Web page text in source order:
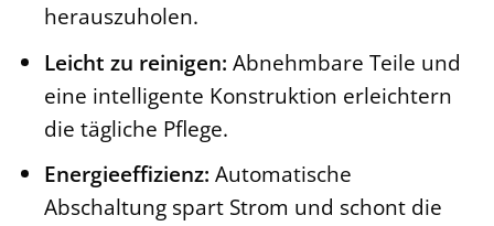
herauszuholen.
Leicht zu reinigen: Abnehmbare Teile und
eine intelligente Konstruktion erleichtern
die tägliche Pflege.
Energieeffizienz: Automatische
Abschaltung spart Strom und schont die